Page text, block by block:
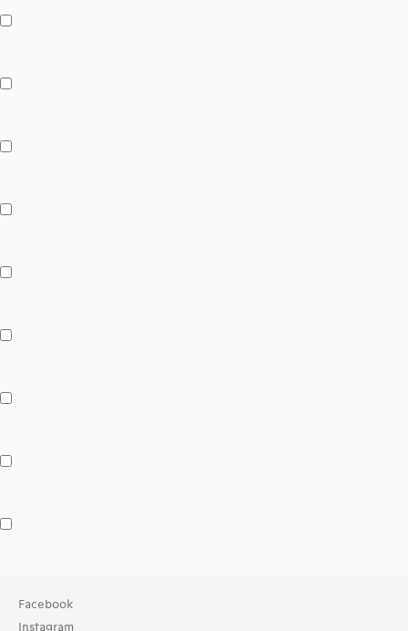
Collection
TOUT (26)
Facebook
Instagram